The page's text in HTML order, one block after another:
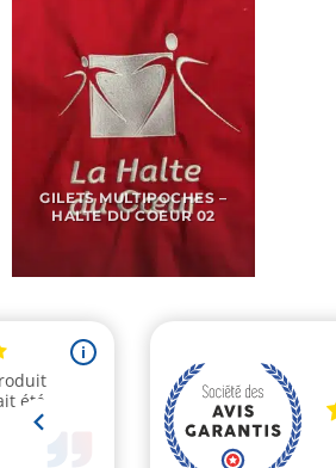
GILETS MULTIPOCHES –
HALTE DU COEUR 02